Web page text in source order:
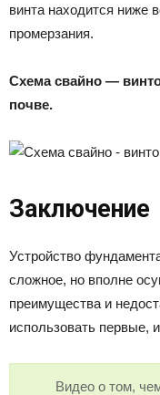
винта находится ниже
промерзания.
Схема свайно —
почве.
Заключение
Устройство
сложное, но вполне
преимущества и
использовать первые,
Видео о том,